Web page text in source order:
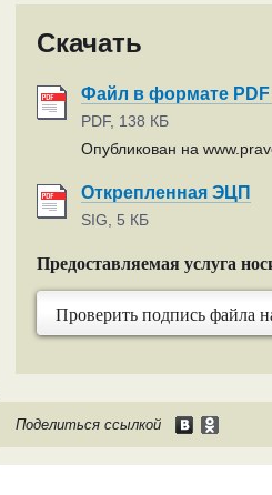
Скачать
Файл в формате
PDF, 138 КБ
Опубликован на
Открепленная ЭЦП
SIG, 5 КБ
Предоставляемая услуга
Проверить подпись файла
Поделиться ссылкой